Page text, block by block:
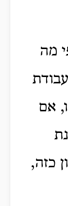
מה
אם
כזה,